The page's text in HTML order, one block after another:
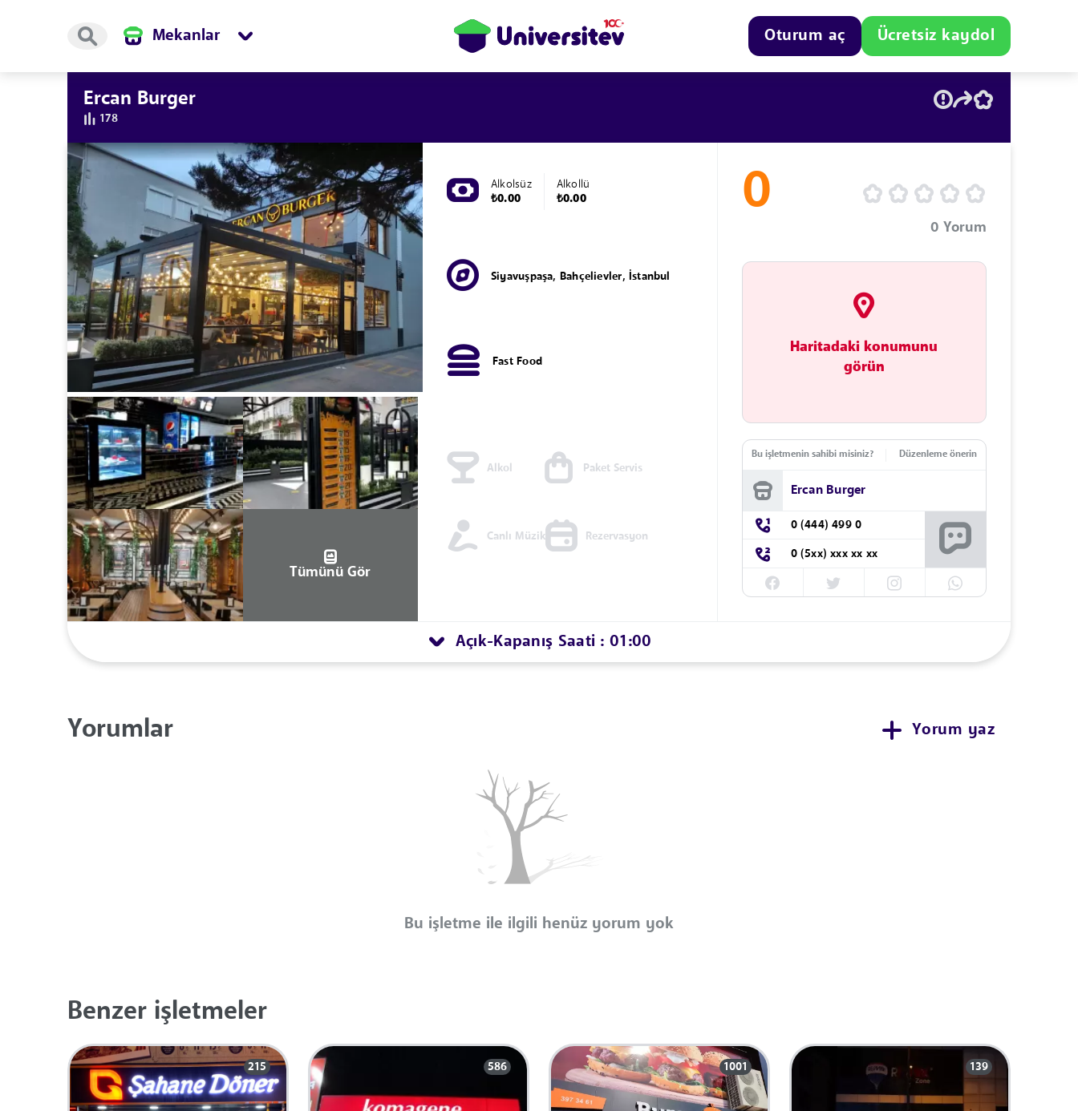
Mekanlar Oturum aç Ücretsiz kaydol
Ercan Burger
178
Tümünü Gör
Alkolsüz
₺0.00
Alkollü
₺0.00
Siyavuşpaşa, Bahçelievler, İstanbul
Fast Food
Alkol Paket Servis
Canlı Müzik Rezervasyon
0
0 Yorum
Haritadaki konumunu
görün
Bu işletmenin sahibi misiniz? Düzenleme önerin
Ercan Burger
0 (444) 499 0
0 (5xx) xxx xx xx
Açık-Kapanış Saati : 01:00
Yorumlar Yorum yaz
Bu işletme ile ilgili henüz yorum yok
Benzer işletmeler
215 586 1001 139